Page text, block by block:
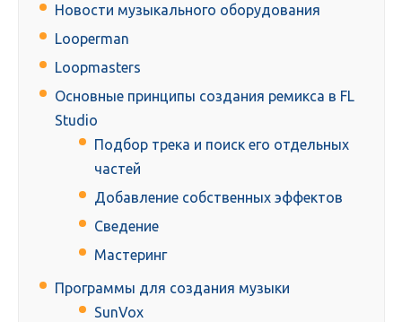
Новости музыкального оборудования
Looperman
Loopmasters
Основные принципы создания ремикса в FL
Studio
Подбор трека и поиск его отдельных
частей
Добавление собственных эффектов
Сведение
Мастеринг
Программы для создания музыки
SunVox